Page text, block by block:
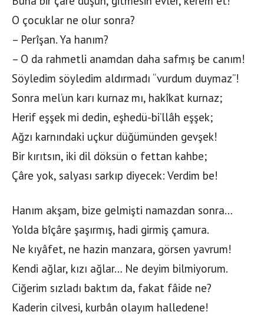
O çocuklar ne olur sonra?
– Perîşan. Ya hanım?
– O da rahmetli anamdan daha safmış be canım!
Söyledim söyledim aldırmadı “vurdum duymaz”!
Sonra mel’un karı kurnaz mı, hakîkat kurnaz;
Herif eşşek mi dedin, eşhedü-bi’llâh eşşek;
Ağzı karnındaki uçkur düğümünden gevşek!
Bir kırıtsın, iki dil döksün o fettan kahbe;
Çâre yok, salyası sarkıp diyecek: Verdim be!
Hanım akşam, bize gelmişti namazdan sonra…
Yolda bîçâre şaşırmış, hadi girmiş çamura.
Ne kıyâfet, ne hazin manzara, görsen yavrum!
Kendi ağlar, kızı ağlar… Ne deyim bilmiyorum.
Ciğerim sızladı baktım da, fakat fâide ne?
Kaderin cilvesi, kurbân olayım halledene!